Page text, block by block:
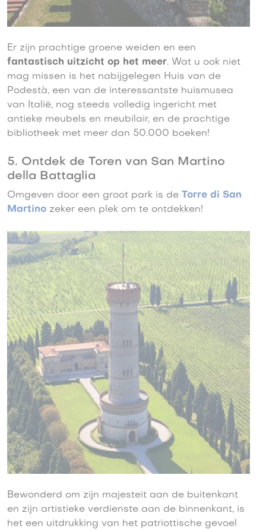
Er zijn prachtige groene weiden en een
fantastisch uitzicht op het meer. Wat u ook niet
mag missen is het nabijgelegen Huis van de
Podestà, een van de interessantste huismusea
van Italië, nog steeds volledig ingericht met
antieke meubels en meubilair, en de prachtige
bibliotheek met meer dan 50.000 boeken!
5. Ontdek de Toren van San Martino
della Battaglia
Omgeven door een groot park is de Torre di San
Martino zeker een plek om te ontdekken!
Bewonderd om zijn majesteit aan de buitenkant
en zijn artistieke verdienste aan de binnenkant, is
het een uitdrukking van het patriottische gevoel